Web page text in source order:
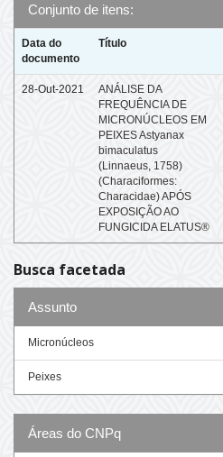
Conjunto de itens:
Data do
documento
Título
28-Out-2021
ANÁLISE DA
FREQUÊNCIA DE
MICRONÚCLEOS EM
PEIXES Astyanax
bimaculatus
(Linnaeus, 1758)
(Characiformes:
Characidae) APÓS
EXPOSIÇÃO AO
FUNGICIDA ELATUS®
Busca facetada
Assunto
Micronúcleos
Peixes
Áreas do CNPq